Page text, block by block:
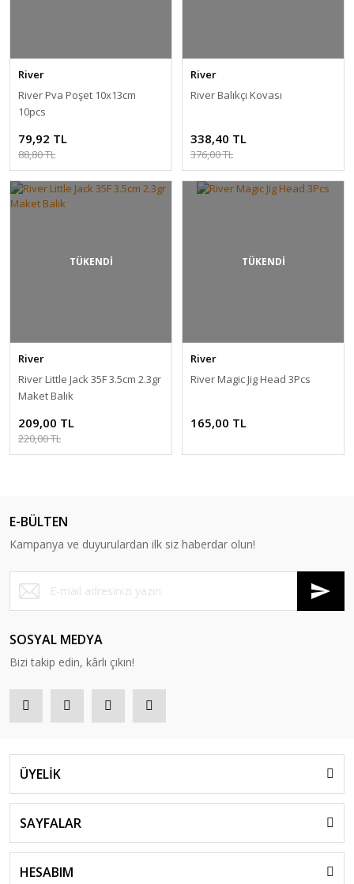
River
River Pva Poşet 10x13cm
10pcs
79,92 TL
88,80 TL
River
River Balıkçı Kovası
338,40 TL
376,00 TL
TÜKENDİ
River
River Little Jack 35F 3.5cm 2.3gr
Maket Balık
209,00 TL
220,00 TL
TÜKENDİ
River
River Magic Jig Head 3Pcs
165,00 TL
E-BÜLTEN
Kampanya ve duyurulardan ilk siz haberdar olun!
SOSYAL MEDYA
Bizi takip edin, kârlı çıkın!
ÜYELİK
SAYFALAR
HESABIM